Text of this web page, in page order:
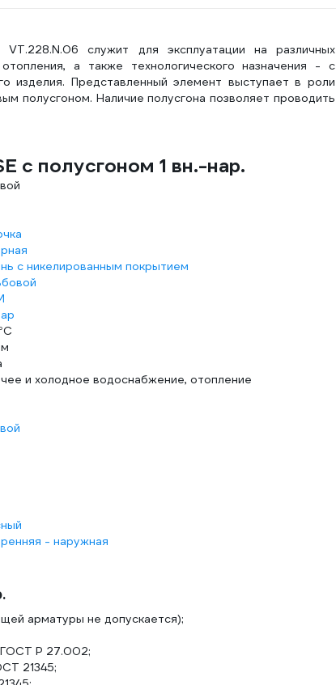
служит для эксплуатации на различных
а также технологического назначения - с
изделия. Представленный элемент выступает в роли
полусгоном. Наличие полусгона позволяет проводить
с полусгоном 1 вн.-нар.
с никелированным покрытием
и холодное водоснабжение, отопление
- наружная
арматуры не допускается);
ГОСТ Р 27.002;
21345;